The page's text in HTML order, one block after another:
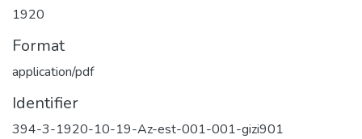
1920
Format
application/pdf
Identifier
394-3-1920-10-19-Az-est-001-001-gizi901